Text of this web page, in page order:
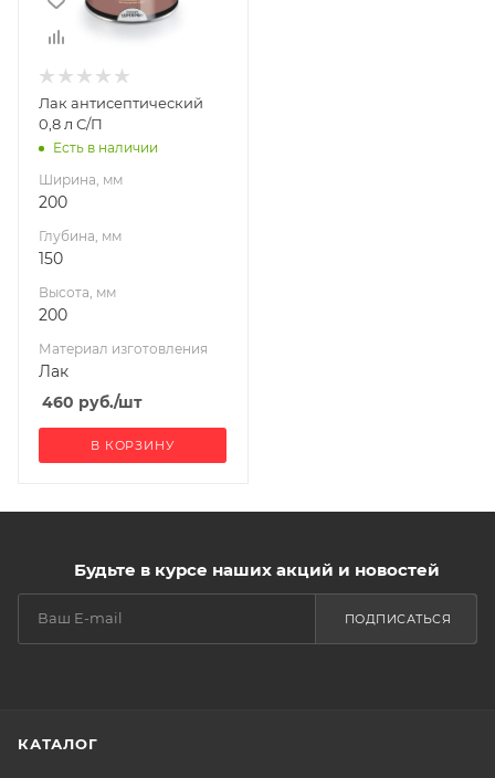
200
Материал
Лак
Лак антисептический
0,8 л С/П
Есть в наличии
Ширина, мм
200
Глубина, мм
150
Высота, мм
200
Материал изготовления
Лак
460 руб./шт
В КОРЗИНУ
Будьте в курсе наших акций и новостей
ПОДПИСАТЬСЯ
КАТАЛОГ